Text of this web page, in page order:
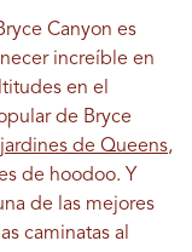
Canyon es
increíble en
en el
de Bryce
de Queens,
de hoodoo. Y
de las mejores
caminatas al